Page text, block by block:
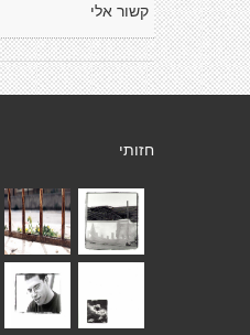
קשור אלי
חזותי